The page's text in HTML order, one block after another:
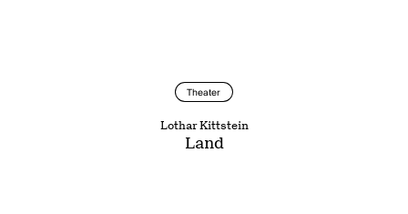
Theater
Lothar Kittstein
Land